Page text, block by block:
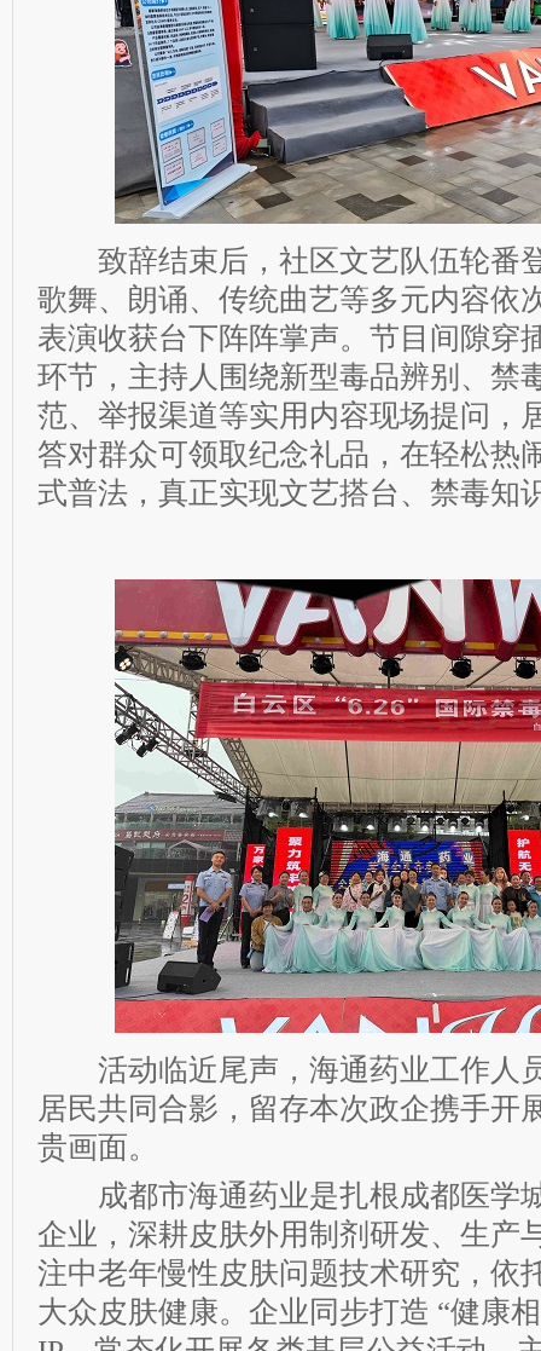
致辞结束后，社区文艺队伍轮番
歌舞、朗诵、传统曲艺等多元内容依
表演收获台下阵阵掌声。节目间隙穿
环节，主持人围绕新型毒品辨别、禁
范、举报渠道等实用内容现场提问，
答对群众可领取纪念礼品，在轻松热
式普法，真正实现文艺搭台、禁毒知
活动临近尾声，海通药业工作人
居民共同合影，留存本次政企携手开
贵画面。
成都市海通药业是扎根成都医学
企业，深耕皮肤外用制剂研发、生产
注中老年慢性皮肤问题技术研究，依
大众皮肤健康。企业同步打造 “健康